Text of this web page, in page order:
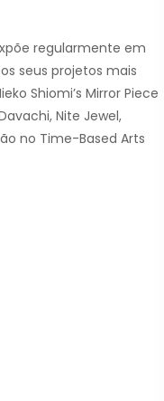
regularmente em
seus projetos mais
Shiomi’s Mirror Piece
Nite Jewel,
no Time-Based Arts